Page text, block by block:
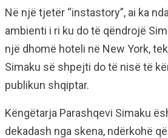
Në një tjetër “instastory”, ai ka
ambienti i ri ku do të qëndrojë
një dhomë hoteli në New York,
Simaku së shpejti do të nisë të
publikun shqiptar.
Këngëtarja Parashqevi Simaku
dekadash nga skena, ndërkohë